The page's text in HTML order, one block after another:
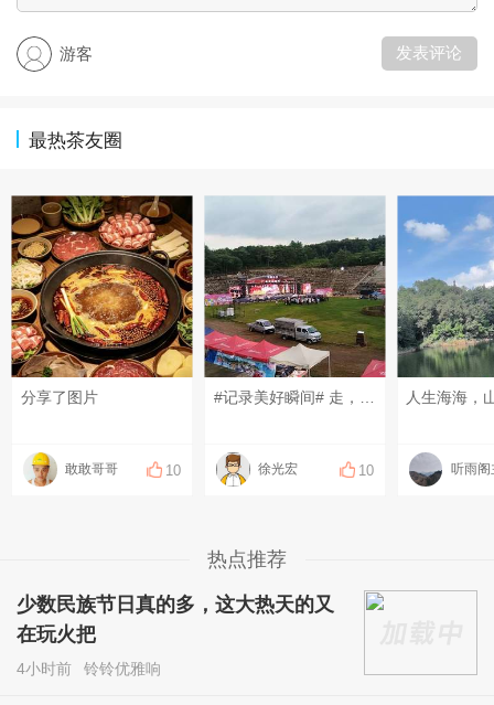
游客 发表评论
最热茶友圈
分享了图片
敢敢哥哥 10 徐光宏 10
人生海海，
听雨阁
热点推荐
少数民族节日真的多，这大热天的又
在玩火把
4小时前 铃铃优雅响